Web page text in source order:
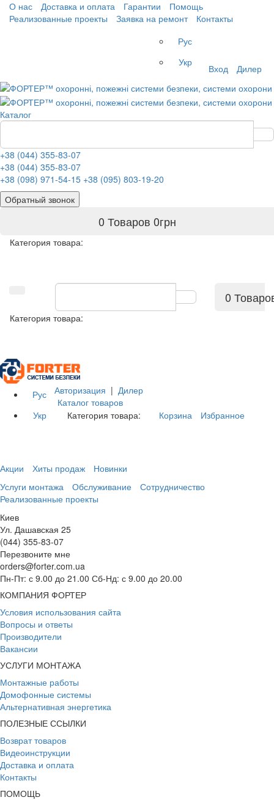
О нас Доставка и оплата Гарантии
Помощь
Реализованные проекты
Заявка на ремонт
Контакты
Рус
Укр
Вход Дилер
Каталог
+38 (044) 355-83-07
+38 (044) 355-83-07
+38 (098) 971-54-15 +38 (095) 803-19-20
Обратный звонок
0 Товаров 0грн
Категория товара:
0
Категория товара:
Рус
Укр
Авторизация | Дилер
Каталог товаров
Категория товара:
Корзина Избранное
Акции Хиты продаж
Новинки
Услуги монтажа
Обслуживание
Сотрудничество
Реализованные проекты
Киев
Ул. Дашавская 25
(044) 355-83-07
Перезвоните мне
orders@forter.com.ua
Пн-Пт: с 9.00 до 21.00 Сб-Нд: с 9.00 до 20.00
КОМПАНИЯ ФОРТЕР
Условия использования сайта
Вопросы и ответы
Производители
Вакансии
УСЛУГИ МОНТАЖА
Монтажные работы
Домофонные системы
Альтернативная энергетика
ПОЛЕЗНЫЕ ССЫЛКИ
Возврат товаров
Видеоинструкции
Доставка и оплата
Контакты
ПОМОЩЬ